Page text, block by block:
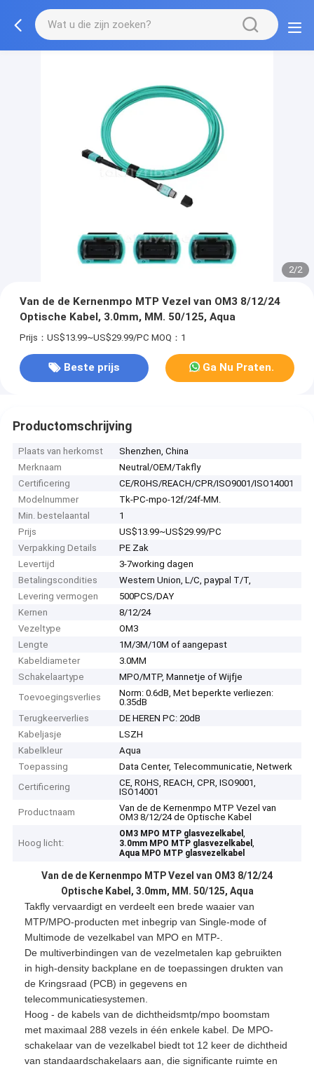
2/2
Van de de Kernenmpo MTP Vezel van OM3 8/12/24
Optische Kabel, 3.0mm, MM. 50/125, Aqua
Prijs：US$13.99~US$29.99/PC MOQ：1
Beste prijs Ga Nu Praten.
Productomschrijving
Plaats van herkomst
Shenzhen, China
Merknaam
Neutral/OEM/Takfly
Certificering
CE/ROHS/REACH/CPR/ISO9001/ISO14001
Modelnummer
Tk-PC-mpo-12f/24f-MM.
Min. bestelaantal
1
Prijs
US$13.99~US$29.99/PC
Verpakking Details
PE Zak
Levertijd
3-7working dagen
Betalingscondities
Western Union, L/C, paypal T/T,
Levering vermogen
500PCS/DAY
Kernen
8/12/24
Vezeltype
OM3
Lengte
1M/3M/10M of aangepast
Kabeldiameter
3.0MM
Schakelaartype
MPO/MTP, Mannetje of Wijfje
Toevoegingsverlies
Norm: 0.6dB, Met beperkte verliezen:
0.35dB
Terugkeerverlies
DE HEREN PC: 20dB
Kabeljasje
LSZH
Kabelkleur
Aqua
Toepassing
Data Center, Telecommunicatie, Netwerk
Certificering
CE, ROHS, REACH, CPR, ISO9001,
ISO14001
Productnaam
Van de de Kernenmpo MTP Vezel van
OM3 8/12/24 de Optische Kabel
Hoog licht:
OM3 MPO MTP glasvezelkabel,
3.0mm MPO MTP glasvezelkabel,
Aqua MPO MTP glasvezelkabel
Van de de Kernenmpo MTP Vezel van OM3 8/12/24
Optische Kabel, 3.0mm, MM. 50/125, Aqua
Takfly vervaardigt en verdeelt een brede waaier van
MTP/MPO-producten met inbegrip van Single-mode of
Multimode de vezelkabel van MPO en MTP-.
De multiverbindingen van de vezelmetalen kap gebruikten
in high-density backplane en de toepassingen drukten van
de Kringsraad (PCB) in gegevens en
telecommunicatiesystemen.
Hoog - de kabels van de dichtheidsmtp/mpo boomstam
met maximaal 288 vezels in één enkele kabel. De MPO-
schakelaar van de vezelkabel biedt tot 12 keer de dichtheid
van standaardschakelaars aan, die significante ruimte en